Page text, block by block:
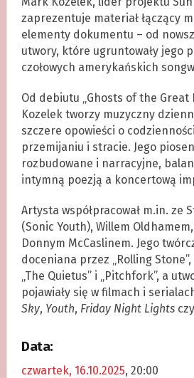
zaprezentuje materiał łączący
elementy dokumentu – od
utwory, które ugruntowały jego
czołowych amerykańskich
Od debiutu „Ghosts of the Great
Kozelek tworzy muzyczny
szczere opowieści o
przemijaniu i stracie. Jego
rozbudowane i narracyjne,
intymną poezją a koncertową
Artysta współpracował m.in. ze
(Sonic Youth), Willem
Donnym McCaslinem. Jego
doceniana przez „Rolling Stone”,
„The Quietus” i „Pitchfork”, a
pojawiały się w filmach i
Sky, Youth, Friday Night Lightsczy
Data:
czwartek, 16.10.2025, 20:00